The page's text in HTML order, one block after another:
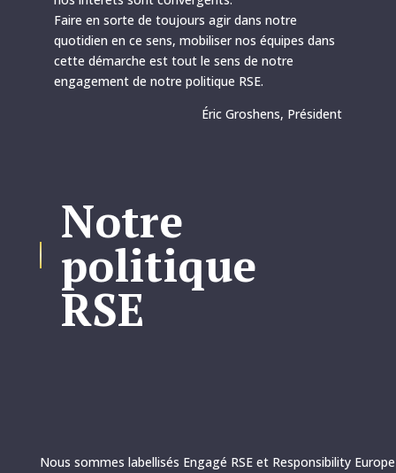
Faire en sorte de toujours agir dans notre
quotidien en ce sens, mobiliser nos équipes dans
cette démarche est tout le sens de notre
engagement de notre politique RSE.
Éric Groshens, Président
Notre
politique
RSE
Nous sommes labellisés Engagé RSE et Responsibility